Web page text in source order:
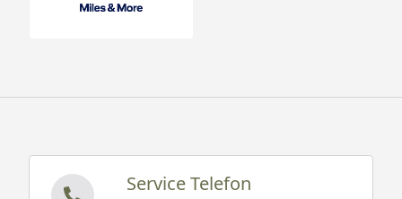
Service Telefon